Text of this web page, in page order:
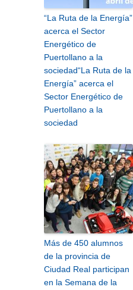
“La Ruta de la Energía”
acerca el Sector
Energético de
Puertollano a la
sociedad“La Ruta de la
Energía” acerca el
Sector Energético de
Puertollano a la
sociedad
Más de 450 alumnos
de la provincia de
Ciudad Real participan
en la Semana de la